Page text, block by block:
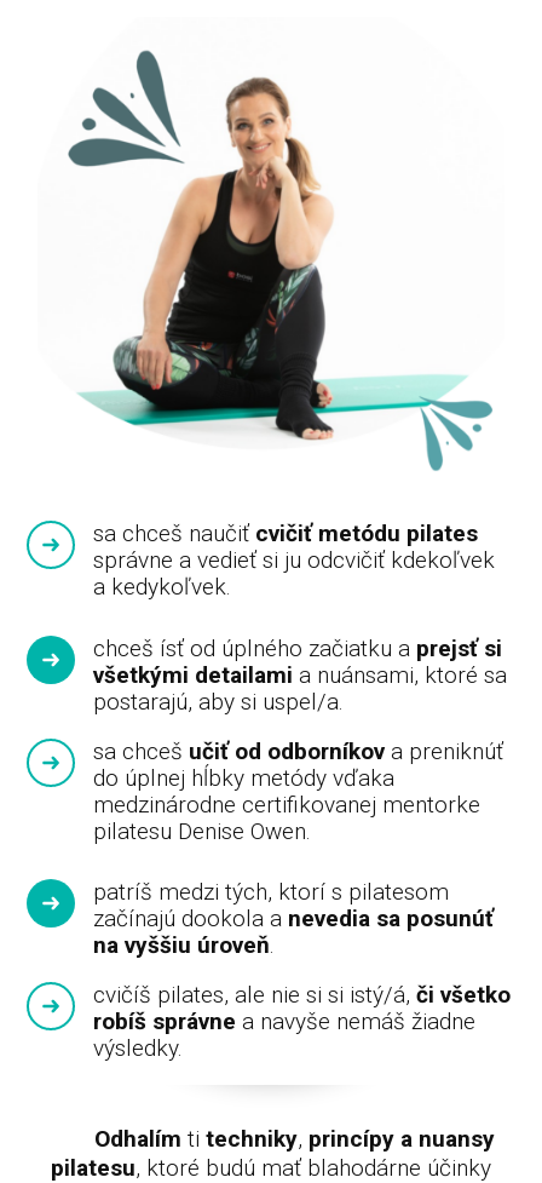
sa chceš naučiť cvičiť metódu pilates
správne a vedieť si ju odcvičiť kdekoľvek
a kedykoľvek.
chceš ísť od úplného začiatku a prejsť si
všetkými detailami a nuánsami, ktoré sa
postarajú, aby si uspel/a.
sa chceš učiť od odborníkov a preniknúť
do úplnej hĺbky metódy vďaka
medzinárodne certifikovanej mentorke
pilatesu Denise Owen.
patríš medzi tých, ktorí s pilatesom
začínajú dookola a nevedia sa posunúť
na vyššiu úroveň.
cvičíš pilates, ale nie si si istý/á,či všetko
robíš správne a navyše nemáš žiadne
výsledky.
Odhalím titechniky, princípy a nuansy
pilatesu, ktoré budú mať blahodárne účinky